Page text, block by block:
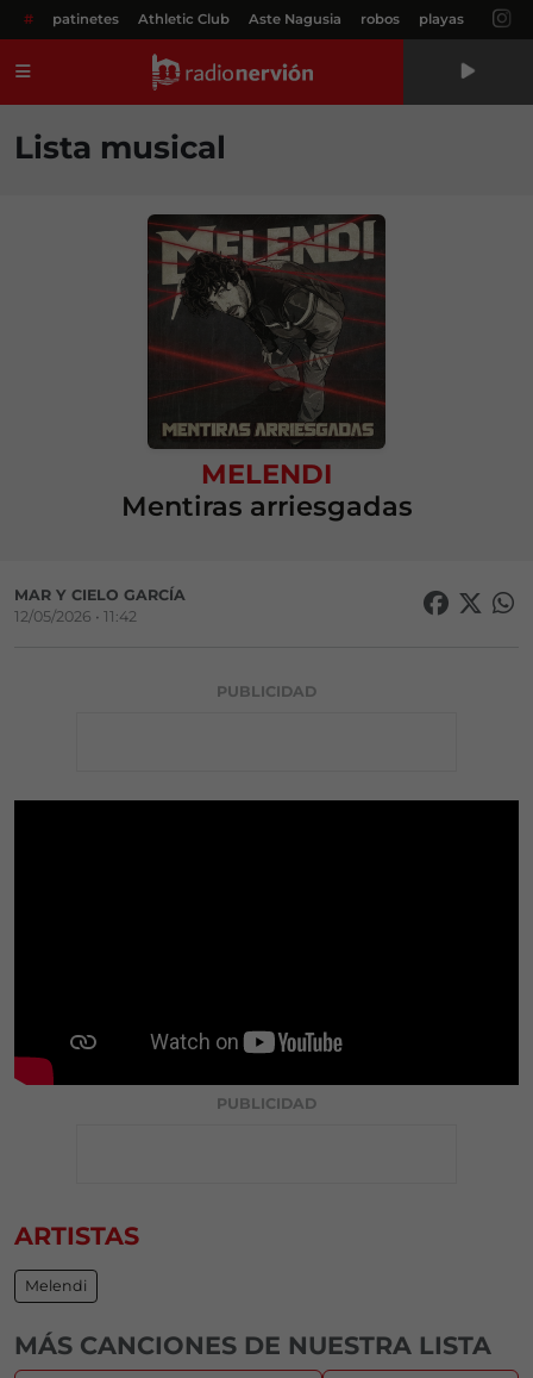
# patinetes Athletic Club Aste Nagusia robos playas
Lista musical
MELENDI
Mentiras arriesgadas
MAR Y CIELO GARCÍA
12/05/2026 • 11:42
PUBLICIDAD
PUBLICIDAD
ARTISTAS
Melendi
MÁS CANCIONES DE NUESTRA LISTA